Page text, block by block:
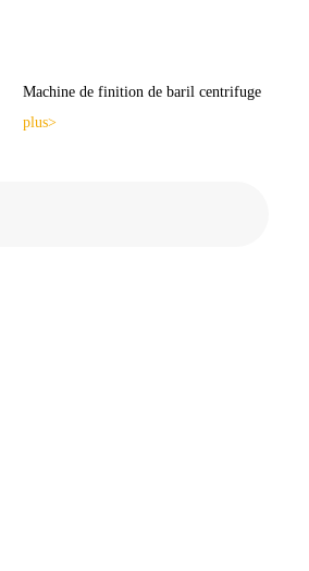
Machine de finition de baril centrifuge
plus>